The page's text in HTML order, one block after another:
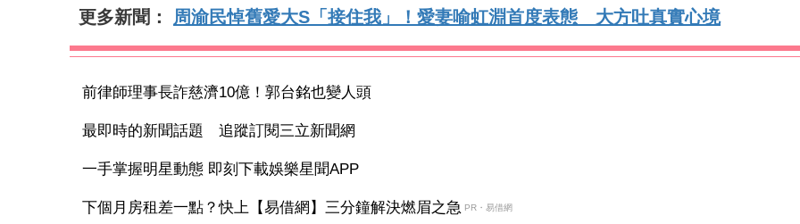
更多新聞： 周渝民悼舊愛大S「接住我」！愛妻喻虹淵首度表態 大方吐真實心境
前律師理事長詐慈濟10億！郭台銘也變人頭
最即時的新聞話題 追蹤訂閱三立新聞網
一手掌握明星動態 即刻下載娛樂星聞APP
下個月房租差一點？快上【易借網】三分鐘解決燃眉之急 PR・易借網